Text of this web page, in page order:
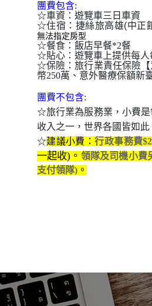
團費包含:
☆車資：遊覽車三日車資
☆住宿： 捷絲旅高雄(中正
無法指定房型
☆餐食：飯店早餐*2餐
☆貼心：遊覽車上提供每人
☆保險：旅行業責任保險【
幣250萬、意外醫療保額新
團費不包含:
☆旅行業為服務業，小費是
收入之一，世界各國皆如此
☆建議小費：行政事務費
一起收)。 領隊及司機小費
支付領隊)。